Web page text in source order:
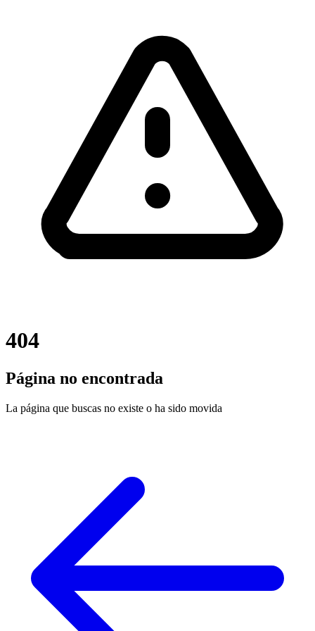
404
Página no encontrada
La página que buscas no existe o ha sido movida